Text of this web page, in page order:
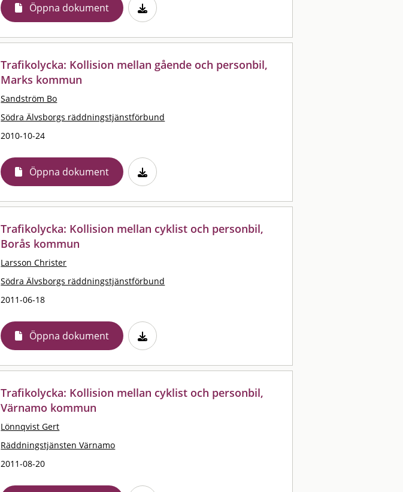
Öppna dokument
Trafikolycka: Kollision mellan gående och personbil,
Marks kommun
Sandström Bo
Södra Älvsborgs räddningstjänstförbund
2010-10-24
Öppna dokument
Trafikolycka: Kollision mellan cyklist och personbil,
Borås kommun
Larsson Christer
Södra Älvsborgs räddningstjänstförbund
2011-06-18
Öppna dokument
Trafikolycka: Kollision mellan cyklist och personbil,
Värnamo kommun
Lönnqvist Gert
Räddningstjänsten Värnamo
2011-08-20